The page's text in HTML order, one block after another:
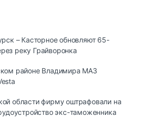
– Касторное обновляют 65-
реку Грайворонка
районе Владимира МАЗ
области фирму оштрафовали на
экс-таможенника